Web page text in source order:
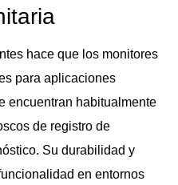
hace que los monitores
para aplicaciones
encuentran habitualmente
de registro de
Su durabilidad y
en entornos